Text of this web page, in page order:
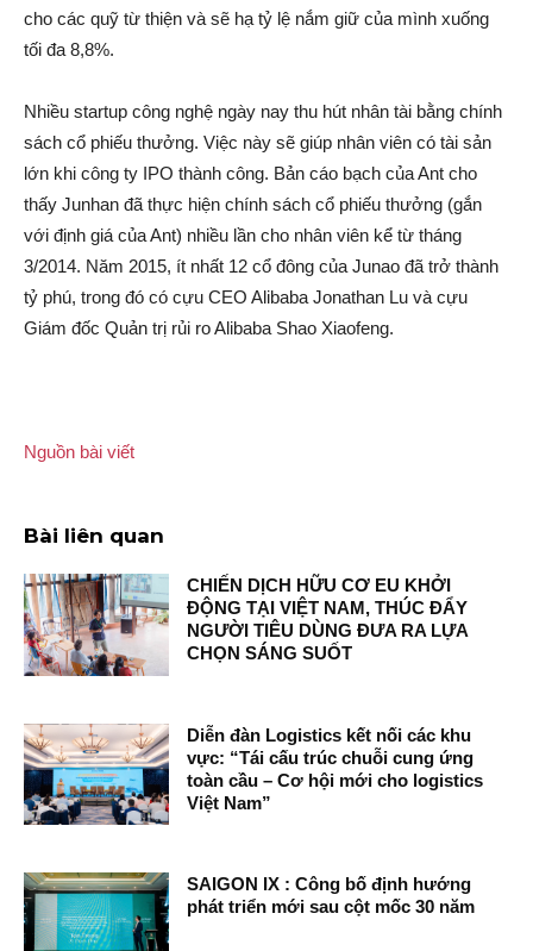
cho các quỹ từ thiện và sẽ hạ tỷ lệ nắm gi‌ữ của mình xuống
tối đa 8,8%.
Nhiều startup công nghệ ngày nay thu hút nhân tài bằng chính
sách cổ phiếu thưởng. Việc này sẽ giúp nhân viên có tài sản
lớn khi công ty IPO thành công. Bản cáo bạch của Ant cho
thấy Junhan đã thực hiện chính sách cổ phiếu thưởng (gắn
với định giá của Ant) nhiều lần cho nhân viên kể từ tháng
3/2014. Năm 2015, ít nhất 12 cổ đông của Junao đã trở thành
tỷ phú, trong đó có cựu CEO Alibaba Jonathan Lu và cựu
Giám đốc Quản trị rủ‌i r‌o Alibaba Shao Xiaofeng.
Nguồn bài viết
Bài liên quan
CHIẾN DỊCH HỮU CƠ EU KHỞI
ĐỘNG TẠI VIỆT NAM, THÚC ĐẨY
NGƯỜI TIÊU DÙNG ĐƯA RA LỰA
CHỌN SÁNG SUỐT
Diễn đàn Logistics kết nối các khu
vực: “Tái cấu trúc chuỗi cung ứng
toàn cầu – Cơ hội mới cho logistics
Việt Nam”
SAIGON IX : Công bố định hướng
phát triển mới sau cột mốc 30 năm